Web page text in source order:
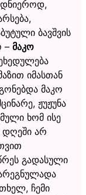
ბავშვის
– მაკო
იმასთან
მაკო
ჟუჟუნა
ხომ ისე
დღეში არ
გადასული
ჩემი